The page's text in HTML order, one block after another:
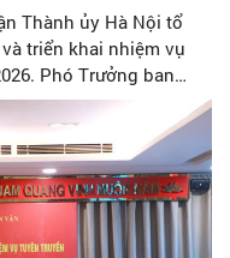
Thành ủy Hà Nội tổ
triển khai nhiệm vụ
Phó Trưởng ban
Xuân Dũng chủ trì hội